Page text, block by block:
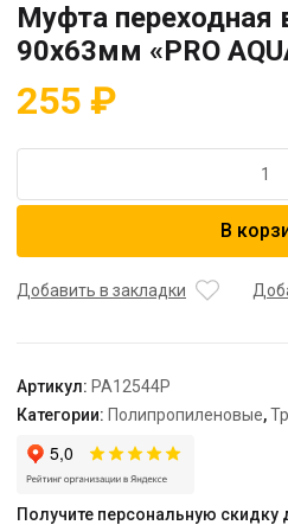
Муфта переходная
90х63мм «PRO
255 ₽
Муфта
нар.
В
Добавить в закладки
Артикул: PA12544P
Категории: Полипропиленовые,
Получите персональную скидку